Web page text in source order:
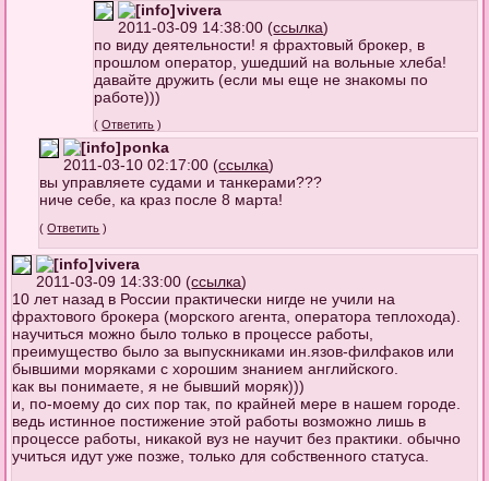
vivera
2011-03-09 14:38:00 (ссылка)
по виду деятельности! я фрахтовый брокер, в
прошлом оператор, ушедший на вольные хлеба!
давайте дружить (если мы еще не знакомы по
работе)))
(Ответить )
ponka
2011-03-10 02:17:00 (ссылка)
вы управляете судами и танкерами???
ниче себе, ка краз после 8 марта!
(Ответить )
vivera
2011-03-09 14:33:00 (ссылка)
10 лет назад в России практически нигде не учили на
фрахтового брокера (морского агента, оператора теплохода).
научиться можно было только в процессе работы,
преимущество было за выпускниками ин.язов-филфаков или
бывшими моряками с хорошим знанием английского.
как вы понимаете, я не бывший моряк)))
и, по-моему до сих пор так, по крайней мере в нашем городе.
ведь истинное постижение этой работы возможно лишь в
процессе работы, никакой вуз не научит без практики. обычно
учиться идут уже позже, только для собственного статуса.